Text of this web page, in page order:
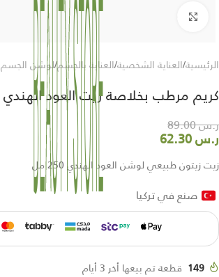
الرئيسية/العناية الشخصية/العناية بالجسم/لوشن الجسم
كريم مرطب بخلاصة زيت العود الهندي 250 مل
ر.س89.00
ر.س
زيت زيتون طبيعي لوشن العود الهندي 250 مل
صنع في تركيا
149 قطعة تم بيعها أخر 3 أيام